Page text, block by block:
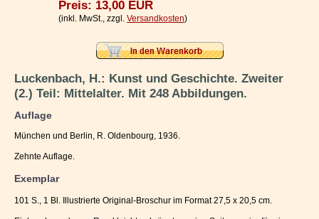
Preis: 13,00 EUR
(inkl. MwSt., zzgl. Versandkosten)
Luckenbach, H.: Kunst und Geschichte. Zweiter
(2.) Teil: Mittelalter. Mit 248 Abbildungen.
Auflage
München und Berlin, R. Oldenbourg, 1936.
Zehnte Auflage.
Exemplar
101 S., 1 Bl. Illustrierte Original-Broschur im Format 27,5 x 20,5 cm.